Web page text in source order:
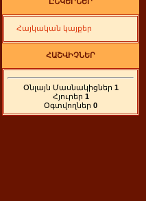
Հայկական կայքեր
ՀԱՇՎԻՉՆԵՐ
Օնլայն Մասնակիցներ 1
Հյուրեր 1
Օգտվողներ 0